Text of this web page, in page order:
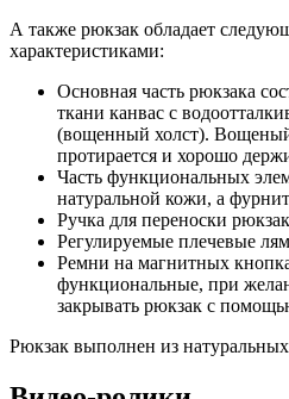
А также рюкзак обладает
характеристиками:
Основная часть рюкзака
ткани канвас с
(вощенный холст).
протирается и хорошо
Часть функциональных
натуральной кожи, а
Ручка для переноски
Регулируемые плечевые
Ремни на магнитных
функциональные, при
закрывать рюкзак с
Рюкзак выполнен из